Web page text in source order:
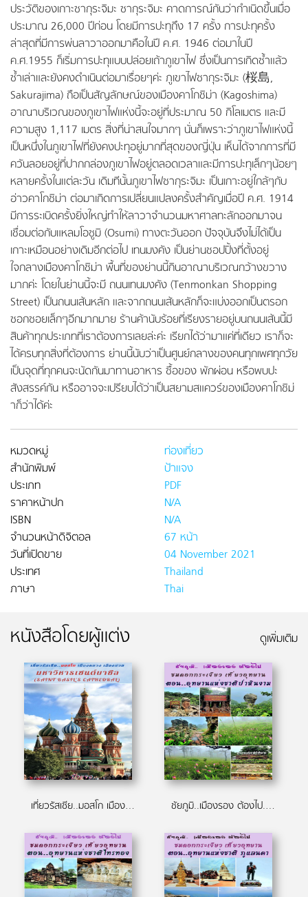
ประวัติของเกาะซากุระจิมะ ซากุระจิมะ คาดการณ์กันว่ากำเนิดขึ้นเมื่อ
ประมาณ 26,000 ปีก่อน โดยมีการปะทุถึง 17 ครั้ง การปะทุครั้ง
ล่าสุดที่มีการพ่นลาวาออกมาคือในปี ค.ศ. 1946 ต่อมาในปี
ค.ศ.1955 ก็เริ่มการปะทุแบบปล่อยเถ้าภูเขาไฟ ซึ่งเป็นการเกิดซ้ำแล้ว
ซ้ำเล่าและยังคงดำเนินต่อมาเรื่อยๆค่ะ ภูเขาไฟซากุระจิมะ (桜島,
Sakurajima) ถือเป็นสัญลักษณ์ของเมืองคาโกชิม่า (Kagoshima)
อาณาบริเวณของภูเขาไฟแห่งนี้จะอยู่ที่ประมาณ 50 กิโลเมตร และมี
ความสูง 1,117 เมตร สิ่งที่น่าสนใจมากๆ นั่นก็เพราะว่าภูเขาไฟแห่งนี้
เป็นหนึ่งในภูเขาไฟที่ยังคงปะทุอยู่มากที่สุดของญี่ปุ่น เห็นได้จากการที่มี
ควันลอยอยู่ที่ปากกล่องภูเขาไฟอยู่ตลอดเวลาและมีการปะทุเล็กๆน้อยๆ
หลายครั้งในแต่ละวัน เดิมทีนั้นภูเขาไฟซากุระจิมะ เป็นเกาะอยู่ใกล้ๆกับ
อ่าวคาโกชิม่า ต่อมาเกิดการเปลี่ยนแปลงครั้งสำคัญเมื่อปี ค.ศ. 1914
มีการระเบิดครั้งยิ่งใหญ่ทำให้ลาวาจำนวนมหาศาลทะลักออกมาจน
เชื่อมต่อกับแหลมโอซูมิ (Osumi) ทางตะวันออก ปัจจุบันจึงไม่ได้เป็น
เกาะเหมือนอย่างเดิมอีกต่อไป เทนมงคัง เป็นย่านชอปปิ้งที่ตั้งอยู่
ใจกลางเมืองคาโกชิม่า พื้นที่ของย่านนี้กินอาณาบริเวณกว้างขวาง
มากค่ะ โดยในย่านนี้จะมี ถนนเทนมงคัง (Tenmonkan Shopping
Street) เป็นถนนเส้นหลัก และจากถนนเส้นหลักก็จะแบ่งออกเป็นตรอก
ซอกซอยเล็กๆอีกมากมาย ร้านค้านับร้อยที่เรียงรายอยู่บนถนนเส้นนี้มี
สินค้าทุกประเภทที่เราต้องการเลยล่ะค่ะ เรียกได้ว่ามาแค่ที่เดียว เราก็จะ
ได้ครบทุกสิ่งที่ต้องการ ย่านนี้นับว่าเป็นศูนย์กลางของคนทุกเพศทุกวัย
เป็นจุดที่ทุกคนจะนัดกันมาทานอาหาร ซื้อของ พักผ่อน หรือพบปะ
สังสรรค์กัน หรืออาจจะเปรียบได้ว่าเป็นสยามสแควร์ของเมืองคาโกชิม่
าก็ว่าได้ค่ะ
หมวดหมู่
ท่องเที่ยว
สำนักพิมพ์
ป้าแจง
ประเภท
PDF
ราคาหน้าปก
N/A
ISBN
N/A
จำนวนหน้าดิจิตอล
67 หน้า
วันที่เปิดขาย
04 November 2021
ประเทศ
Thailand
ภาษา
Thai
หนังสือโดยผู้แต่ง ดูเพิ่มเติม
เที่ยวรัสเซีย..มอสโก เมืองหลวง เมืองสวย ตอน มหาวิหารเซนต์บาซิล ( Saint Basil's Cathedral) ชัยภูมิ..เมืองรอง ต้องไป.. ชมดอกกระเจียว เที่ยวอุทยาน ตอน อุทยานแห่งชาติป่าหินงาม